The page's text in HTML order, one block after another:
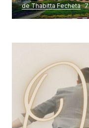
de Thabitta Fecheta